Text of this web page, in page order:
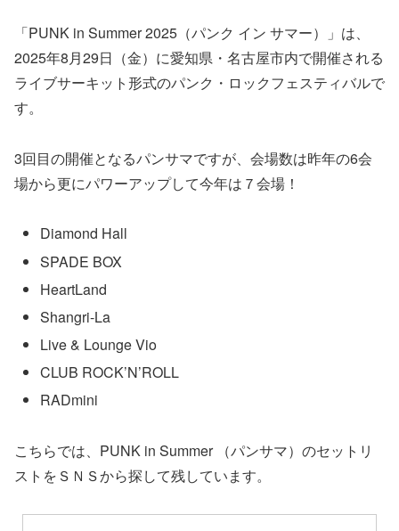
「PUNK in Summer 2025（パンク イン サマー）」は、
2025年8月29日（金）に愛知県・名古屋市内で開催される
ライブサーキット形式のパンク・ロックフェスティバルで
す。
3回目の開催となるパンサマですが、会場数は昨年の6会
場から更にパワーアップして今年は７会場！
Diamond Hall
SPADE BOX
HeartLand
Shangri-La
Live & Lounge Vio
CLUB ROCK’N’ROLL
RADmini
こちらでは、PUNK in Summer （パンサマ）のセットリ
ストをＳＮＳから探して残しています。